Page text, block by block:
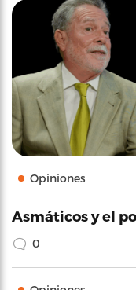
Opiniones
Asmáticos y el
0